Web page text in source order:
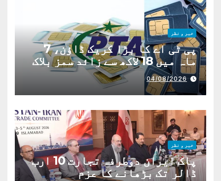
خبر و نظر
پی ٹی اے کا بڑا کریک ڈاؤن، 7
ماہ میں 18 لاکھ سے زائد سمز بلاک
04/08/2026
خبر و نظر
پاک ایران دوطرفہ تجارت 10 ارب
ڈالر تک بڑھانے کا عزم